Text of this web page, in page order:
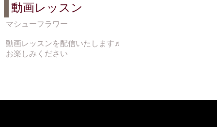
動画レッスン
マシューフラワー
動画レッスンを配信いたします♬
お楽しみください